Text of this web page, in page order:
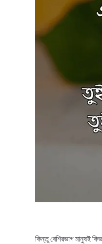
কিন্তু বেশিরভাগ মানুষই